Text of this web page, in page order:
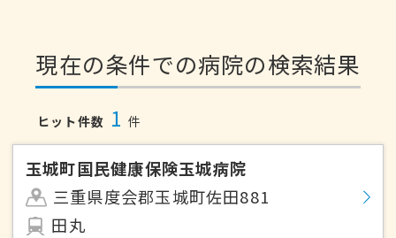
現在の条件での病院の検索結果
ヒット件数 1 件
玉城町国民健康保険玉城病院
三重県度会郡玉城町佐田881
田丸